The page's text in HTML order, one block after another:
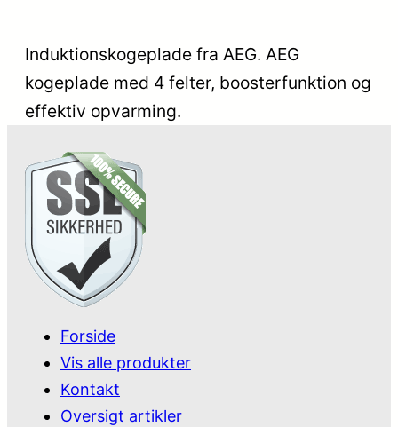
Induktionskogeplade fra AEG. AEG
kogeplade med 4 felter, boosterfunktion og
effektiv opvarming.
Forside
Vis alle produkter
Kontakt
Oversigt artikler